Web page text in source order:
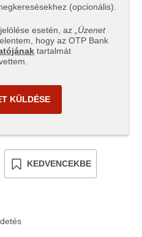
(opcionális).
esetén, az
„Üzenet
hogy az OTP Bank
tartalmát
KÜLDÉSE
KEDVENCEKBE